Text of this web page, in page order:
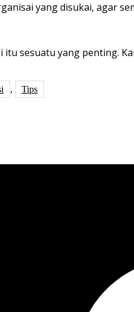
yang disukai, agar
sesuatu yang penting.
,
Tips